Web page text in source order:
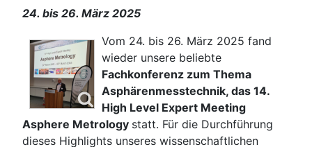
24. bis 26. März 2025
Vom 24. bis 26. März 2025 fand
wieder unsere beliebte
Fachkonferenz zum Thema
Asphärenmesstechnik, das 14.
High Level Expert Meeting
Asphere Metrology statt. Für die Durchführung
dieses Highlights unseres wissenschaftlichen